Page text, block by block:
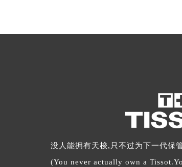
没人能拥有天梭,只不过为下一代保
(You never actually own a